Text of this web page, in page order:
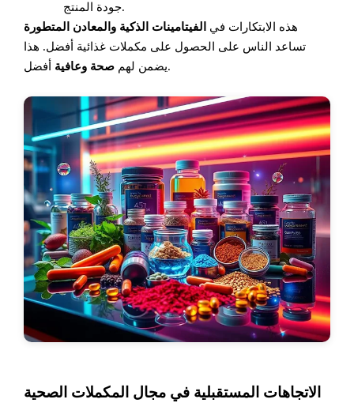
جودة المنتج.
هذه الابتكارات في
الفيتامينات الذكية والمعادن المتطورة
تساعد الناس على الحصول على مكملات غذائية أفضل. هذا
يضمن لهم صحة وعافية أفضل.
الاتجاهات المستقبلية في مجال المكملات الصحية